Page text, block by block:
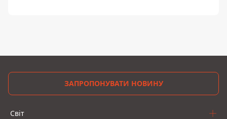
ЗАПРОПОНУВАТИ НОВИНУ
Світ